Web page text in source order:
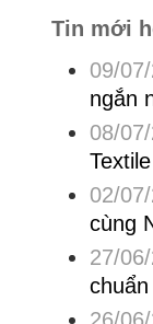
Tin mới
09/
ngắn
08/
Textile
02/
cùng
27/